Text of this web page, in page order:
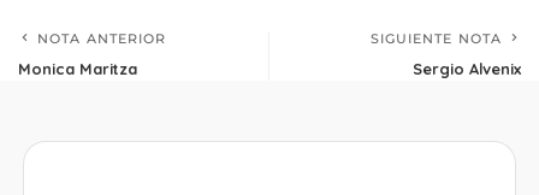
NOTA ANTERIOR
Monica Maritza
SIGUIENTE NOTA
Sergio Alvenix